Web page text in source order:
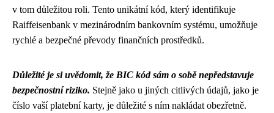
v tom důležitou roli. Tento unikátní kód, který identifikuje
Raiffeisenbank v mezinárodním bankovním systému, umožňuje
rychlé a bezpečné převody finančních prostředků.
Důležité je si uvědomit, že BIC kód sám o sobě nepředstavuje
bezpečnostní riziko. Stejně jako u jiných citlivých údajů, jako je
číslo vaší platební karty, je důležité s ním nakládat obezřetně.